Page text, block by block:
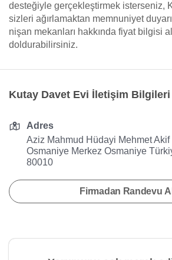
desteğiyle gerçekleştirmek isterseniz,
sizleri ağırlamaktan memnuniyet
nişan mekanları hakkında fiyat bilgisi
doldurabilirsiniz.
Kutay Davet Evi İletişim Bilgileri
Adres
Aziz Mahmud Hüdayi Mehmet
Osmaniye Merkez Osmaniye
80010
Firmadan Randevu Al